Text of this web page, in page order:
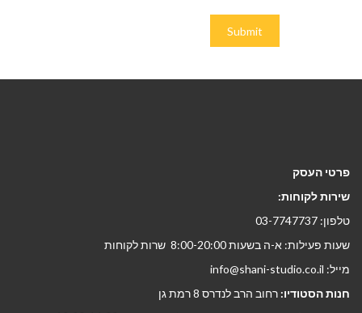
פרטי העסק
שירות לקוחות:
טלפון: 03-7747737
שעות פעילות: א-ה בשעות 8:00-20:00 שרות לקוחות
מייל: info@shani-studio.co.il
חנות הסטודיו: רחוב הרב לנדרס 8 רמת גן